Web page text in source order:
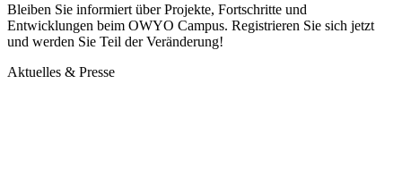
Bleiben Sie informiert über Projekte, Fortschritte und
Entwicklungen beim OWYO Campus. Registrieren Sie sich jetzt
und werden Sie Teil der Veränderung!
Aktuelles & Presse